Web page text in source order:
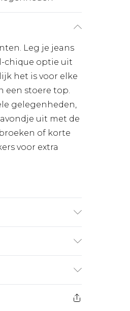
Leg je jeans
chique optie uit
het is voor elke
een stoere top.
gelegenheden,
uit met de
of korte
voor extra
€7.99
€17.99